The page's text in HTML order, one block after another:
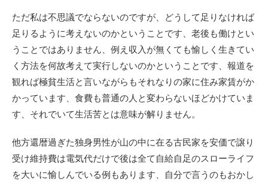
ただ私は不思議でならないのですが、どうして足りなければ
足りるように考えないのかということです、老後も働けとい
うことではありません、例え収入が無くても愉しく生きてい
く方法を何故考えて実行しないのかということです、報道を
観れば極貧生活と言いながらもそれなりの家に住み家賃がか
かっています、食費も普通の人と変わらないほどかけていま
す、それでいて生活苦とは意味が解りません。
他方還暦過ぎた独身男性が山の中に在る古民家を安価で譲り
受け維持費は電気代だけで後は全て自給自足のスローライフ
を大いに愉しんでいる例もあります、自分で言うのもおかし